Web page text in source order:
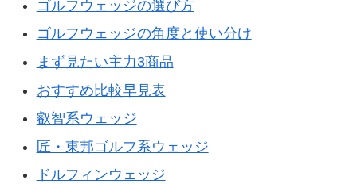
ゴルフウェッジの選び方
ゴルフウェッジの角度と使い分け
まず見たい主力3商品
おすすめ比較早見表
叡智系ウェッジ
匠・東邦ゴルフ系ウェッジ
ドルフィンウェッジ